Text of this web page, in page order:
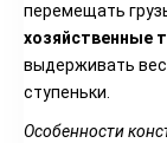
перемещать
хозяйственные
выдерживать вес
ступеньки.
Особенности